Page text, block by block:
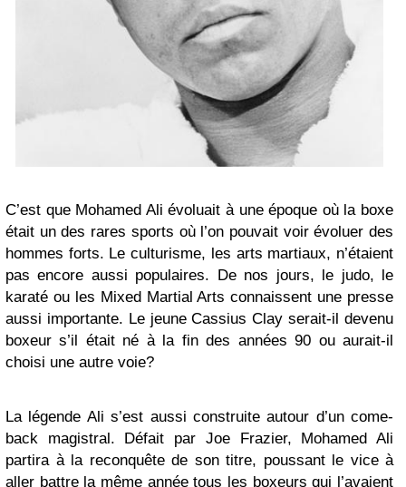
C’est que Mohamed Ali évoluait à une époque où la boxe
était un des rares sports où l’on pouvait voir évoluer des
hommes forts. Le culturisme, les arts martiaux, n’étaient
pas encore aussi populaires. De nos jours, le judo, le
karaté ou les Mixed Martial Arts connaissent une presse
aussi importante. Le jeune Cassius Clay serait-il devenu
boxeur s’il était né à la fin des années 90 ou aurait-il
choisi une autre voie?
La légende Ali s’est aussi construite autour d’un come-
back magistral. Défait par Joe Frazier, Mohamed Ali
partira à la reconquête de son titre, poussant le vice à
aller battre la même année tous les boxeurs qui l’avaient